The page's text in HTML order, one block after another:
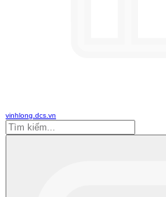
vinhlong.dcs.vn